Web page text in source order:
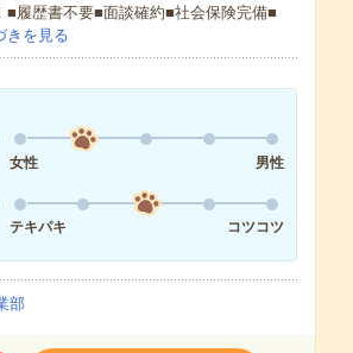
履歴書不要■面談確約■社会保険完備■
きを見る
女性
男性
テキパキ
コツコツ
部